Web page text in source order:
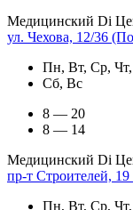
Медицинский Di
ул. Чехова, 12/36
Пн, Вт, Ср,
Сб, Вс
8 — 20
8 — 14
Медицинский Di
пр-т Строителей,
Пн, Вт, Ср,